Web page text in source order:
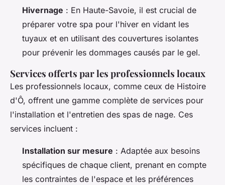
Hivernage : En Haute-Savoie, il est crucial de
préparer votre spa pour l'hiver en vidant les
tuyaux et en utilisant des couvertures isolantes
pour prévenir les dommages causés par le gel.
Services offerts par les professionnels locaux
Les professionnels locaux, comme ceux de Histoire
d'Ô, offrent une gamme complète de services pour
l'installation et l'entretien des spas de nage. Ces
services incluent :
Installation sur mesure : Adaptée aux besoins
spécifiques de chaque client, prenant en compte
les contraintes de l'espace et les préférences